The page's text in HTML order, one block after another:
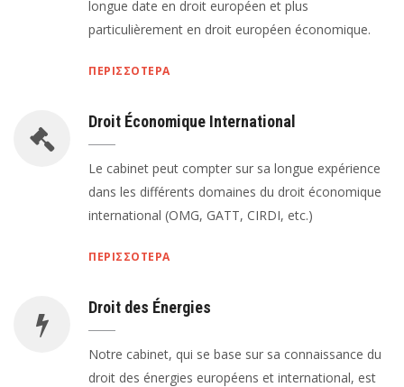
longue date en droit européen et plus
particulièrement en droit européen économique.
ΠΕΡΙΣΣΟΤΕΡΑ
Droit Économique International
Le cabinet peut compter sur sa longue expérience
dans les différents domaines du droit économique
international (OMG, GATT, CIRDI, etc.)
ΠΕΡΙΣΣΟΤΕΡΑ
Droit des Énergies
Notre cabinet, qui se base sur sa connaissance du
droit des énergies européens et international, est